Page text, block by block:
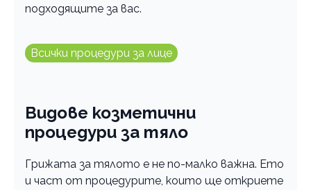
подходящите за вас.
Всички процедури за лице
Видове козметични
процедури за тяло
Грижата за тялото е не по-малко важна. Ето
и част от процедурите, които ще откриете